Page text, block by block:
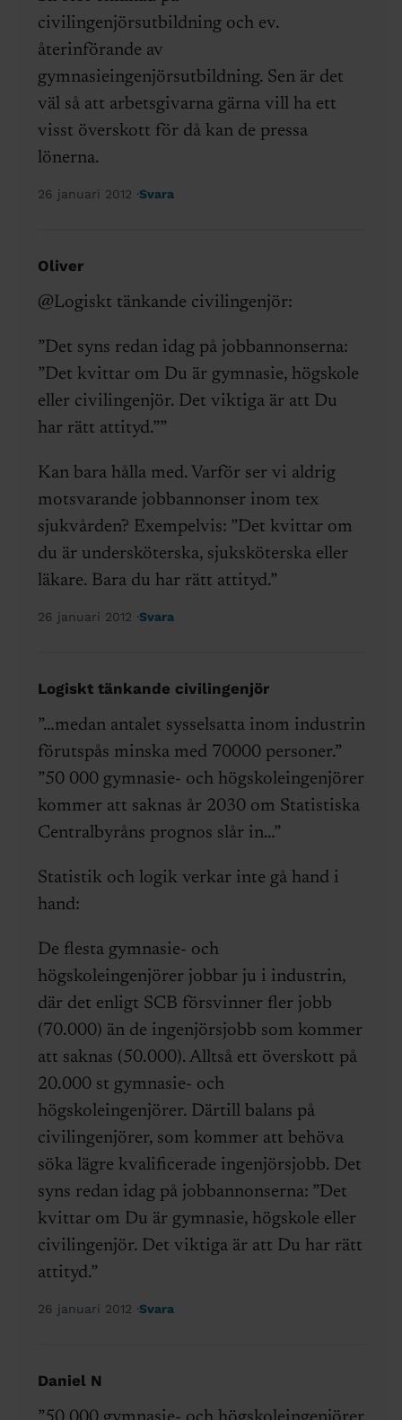
civilingenjörsutbildning och ev.
återinförande av
gymnasieingenjörsutbildning. Sen är det
väl så att arbetsgivarna gärna vill ha ett
visst överskott för då kan de pressa
lönerna.
26 januari 2012 Svara
Oliver
@Logiskt tänkande civilingenjör:
”Det syns redan idag på jobbannonserna:
”Det kvittar om Du är gymnasie, högskole
eller civilingenjör. Det viktiga är att Du
har rätt attityd.””
Kan bara hålla med. Varför ser vi aldrig
motsvarande jobbannonser inom tex
sjukvården? Exempelvis: ”Det kvittar om
du är undersköterska, sjuksköterska eller
läkare. Bara du har rätt attityd.”
26 januari 2012 Svara
Logiskt tänkande civilingenjör
”…medan antalet sysselsatta inom industrin
förutspås minska med 70000 personer.”
”50 000 gymnasie- och högskoleingenjörer
kommer att saknas år 2030 om Statistiska
Centralbyråns prognos slår in…”
Statistik och logik verkar inte gå hand i
hand:
De flesta gymnasie- och
högskoleingenjörer jobbar ju i industrin,
där det enligt SCB försvinner fler jobb
(70.000) än de ingenjörsjobb som kommer
att saknas (50.000). Alltså ett överskott på
20.000 st gymnasie- och
högskoleingenjörer. Därtill balans på
civilingenjörer, som kommer att behöva
söka lägre kvalificerade ingenjörsjobb. Det
syns redan idag på jobbannonserna: ”Det
kvittar om Du är gymnasie, högskole eller
civilingenjör. Det viktiga är att Du har rätt
attityd.”
26 januari 2012 Svara
Daniel N